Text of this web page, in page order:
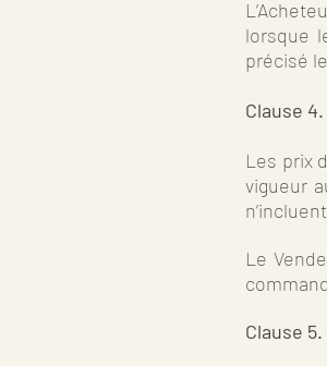
lorsque
précisé
Clause 4.
Les prix
vigueur
Le
Clause 5.